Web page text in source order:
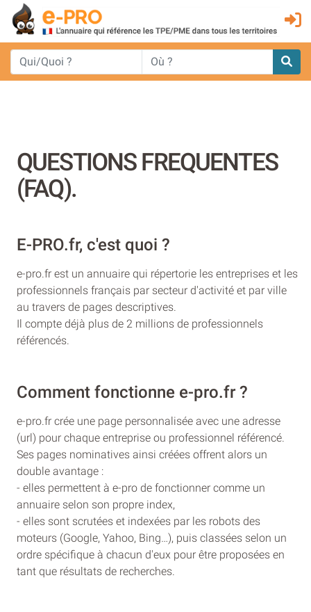
QUESTIONS FREQUENTES
(FAQ).
E-PRO.fr, c'est quoi ?
e-pro.fr est un annuaire qui répertorie les entreprises et les
professionnels français par secteur d'activité et par ville
au travers de pages descriptives.
Il compte déjà plus de 2 millions de professionnels
référencés.
Comment fonctionne e-pro.fr ?
e-pro.fr crée une page personnalisée avec une adresse
(url) pour chaque entreprise ou professionnel référencé.
Ses pages nominatives ainsi créées offrent alors un
double avantage :
- elles permettent à e-pro de fonctionner comme un
annuaire selon son propre index,
- elles sont scrutées et indexées par les robots des
moteurs (Google, Yahoo, Bing…), puis classées selon un
ordre spécifique à chacun d'eux pour être proposées en
tant que résultats de recherches.